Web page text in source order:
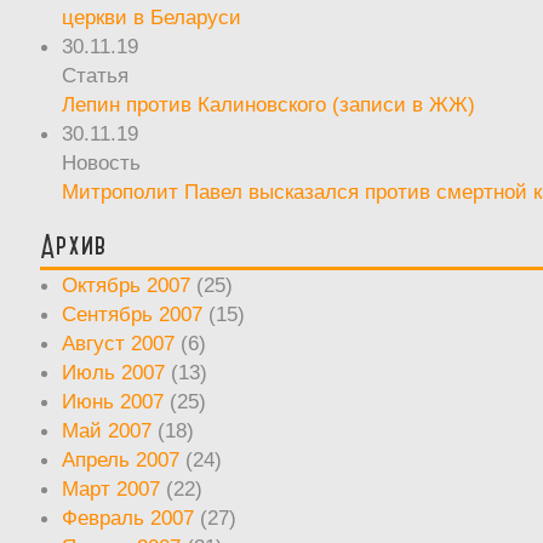
церкви в Беларуси
30.11.19
Статья
Лепин против Калиновского (записи в ЖЖ)
30.11.19
Новость
Митрополит Павел высказался против смертной
Архив
Октябрь 2007 (25)
Сентябрь 2007 (15)
Август 2007 (6)
Июль 2007 (13)
Июнь 2007 (25)
Май 2007 (18)
Апрель 2007 (24)
Март 2007 (22)
Февраль 2007 (27)